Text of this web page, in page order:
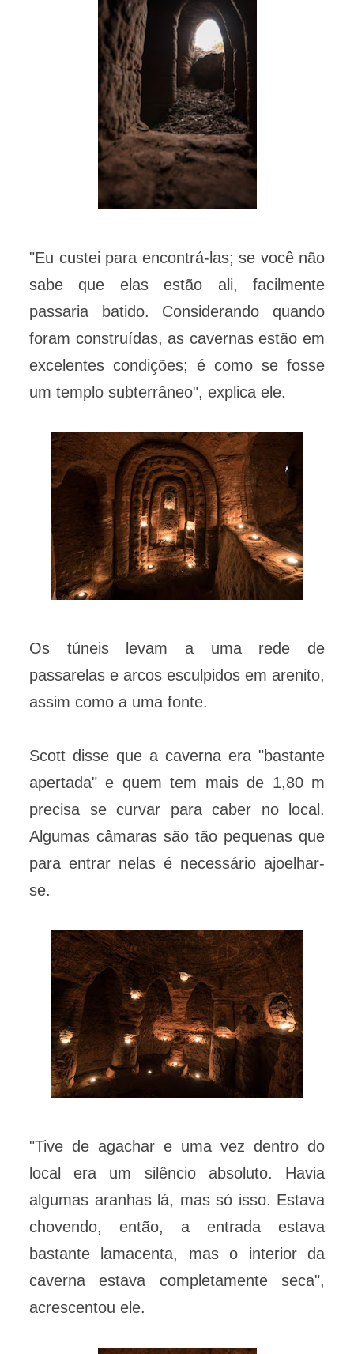
"Eu custei para encontrá-las; se você não
sabe que elas estão ali, facilmente
passaria batido. Considerando quando
foram construídas, as cavernas estão em
excelentes condições; é como se fosse
um templo subterrâneo", explica ele.
Os túneis levam a uma rede de
passarelas e arcos esculpidos em arenito,
assim como a uma fonte.
Scott disse que a caverna era "bastante
apertada" e quem tem mais de 1,80 m
precisa se curvar para caber no local.
Algumas câmaras são tão pequenas que
para entrar nelas é necessário ajoelhar-
se.
"Tive de agachar e uma vez dentro do
local era um silêncio absoluto. Havia
algumas aranhas lá, mas só isso. Estava
chovendo, então, a entrada estava
bastante lamacenta, mas o interior da
caverna estava completamente seca",
acrescentou ele.